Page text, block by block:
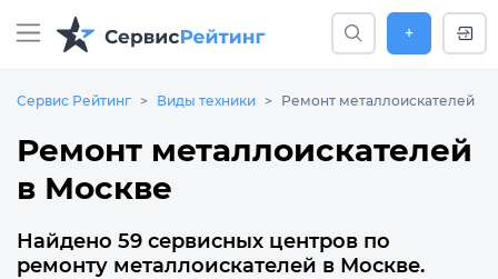
+
Сервис Рейтинг Виды техники Ремонт металлоискателей
Ремонт металлоискателей
в Москве
Найдено 59 сервисных центров по
ремонту металлоискателей в Москве.